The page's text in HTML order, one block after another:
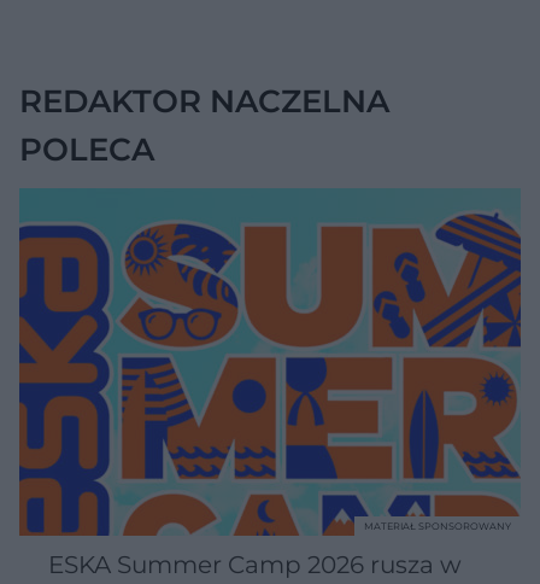
REDAKTOR NACZELNA
POLECA
ESKA Summer Camp 2026 rusza w
MATERIAŁ SPONSOROWANY